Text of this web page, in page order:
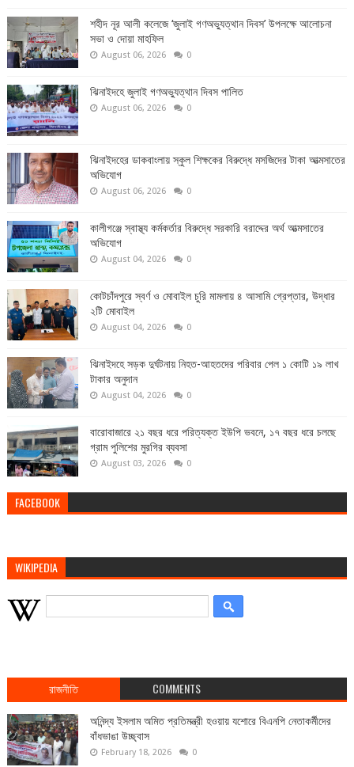
শহীদ নূর আলী কলেজে ‘জুলাই গণঅভ্যুত্থান দিবস’ উপলক্ষে আলোচনা
সভা ও দোয়া মাহফিল
August 06, 2026 0
ঝিনাইদহে জুলাই গণঅভ্যুত্থান দিবস পালিত
August 06, 2026 0
ঝিনাইদহের ডাকবাংলায় স্কুল শিক্ষকের বিরুদ্ধে মসজিদের টাকা আত্মসাতের
অভিযোগ
August 06, 2026 0
কালীগঞ্জে স্বাস্থ্য কর্মকর্তার বিরুদ্ধে সরকারি বরাদ্দের অর্থ আত্মসাতের
অভিযোগ
August 04, 2026 0
কোটচাঁদপুরে স্বর্ণ ও মোবাইল চুরি মামলায় ৪ আসামি গ্রেপ্তার, উদ্ধার
২টি মোবাইল
August 04, 2026 0
ঝিনাইদহে সড়ক দুর্ঘটনায় নিহত-আহতদের পরিবার পেল ১ কোটি ১৯ লাখ
টাকার অনুদান
August 04, 2026 0
বারোবাজারে ২১ বছর ধরে পরিত্যক্ত ইউপি ভবনে, ১৭ বছর ধরে চলছে
গ্রাম পুলিশের মুরগির ব্যবসা
August 03, 2026 0
FACEBOOK
WIKIPEDIA
রাজনীতি COMMENTS
অনিন্দ্য ইসলাম অমিত প্রতিমন্ত্রী হওয়ায় যশোরে বিএনপি নেতাকর্মীদের
বাঁধভাঙা উচ্ছ্বাস
February 18, 2026 0